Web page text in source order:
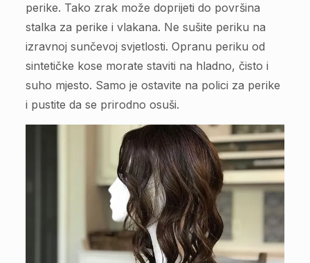
perike. Tako zrak može doprijeti do površina
stalka za perike i vlakana. Ne sušite periku na
izravnoj sunčevoj svjetlosti. Opranu periku od
sintetičke kose morate staviti na hladno, čisto i
suho mjesto. Samo je ostavite na polici za perike
i pustite da se prirodno osuši.